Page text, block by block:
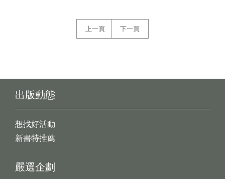
上一頁 下一頁
出版動態
想找好活動
新書特推薦
嚴選企劃